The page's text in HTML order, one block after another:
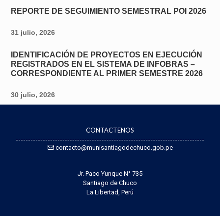
REPORTE DE SEGUIMIENTO SEMESTRAL POI 2026
31 julio, 2026
IDENTIFICACIÓN DE PROYECTOS EN EJECUCIÓN
REGISTRADOS EN EL SISTEMA DE INFOBRAS –
CORRESPONDIENTE AL PRIMER SEMESTRE 2026
30 julio, 2026
CONTACTENOS
contacto@munisantiagodechuco.gob.pe
Jr. Paco Yunque N° 735
Santiago de Chuco
La Libertad, Perú